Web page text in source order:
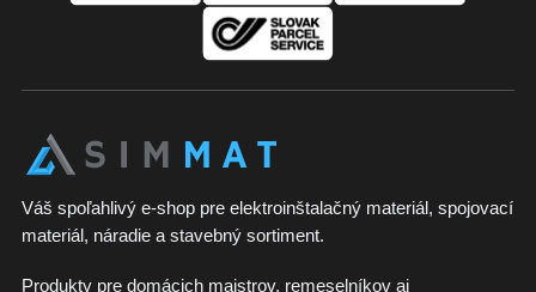
Váš spoľahlivý e-shop pre elektroinštalačný materiál, spojovací
materiál, náradie a stavebný sortiment.
Produkty pre domácich majstrov, remeselníkov aj